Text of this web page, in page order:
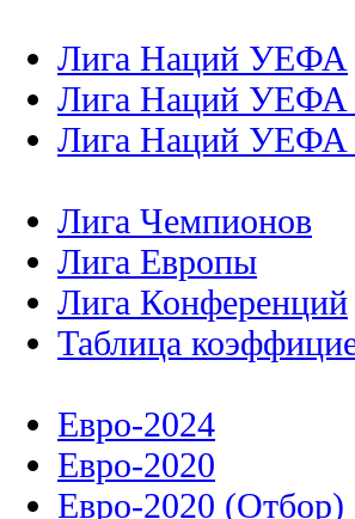
Лига Наций УЕФА
Лига Наций УЕФА
Лига Наций УЕФА
Лига Чемпионов
Лига Европы
Лига Конференций
Таблица
Евро-2024
Евро-2020
Евро-2020 (Отбор)